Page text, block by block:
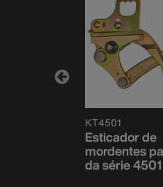
KT4501
Esticador de
mordentes
da série 4501